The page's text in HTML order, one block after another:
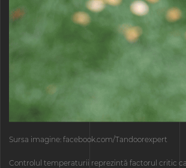
Sursa imagine: facebook.com/Tandoorexpert
Controlul temperaturii reprezintă factorul critic